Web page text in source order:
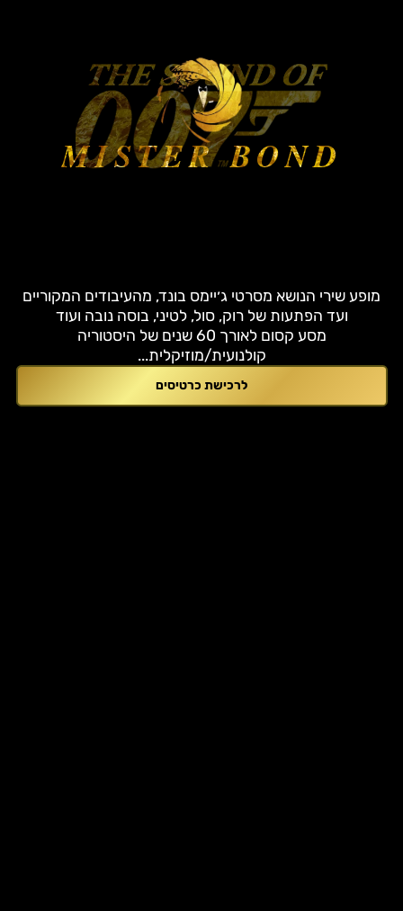
MISTER BOND
מופע שירי הנושא מסרטי ג׳יימס בונד, מהעיבודים המקוריים
ועד הפתעות של רוק, סול, לטיני, בוסה נובה ועוד
מסע קסום לאורך 60 שנים של היסטוריה
קולנועית/מוזיקלית...
לרכישת כרטיסים